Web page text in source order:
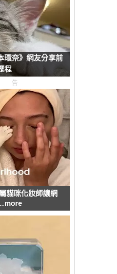
環奈》網友分享前
程
告
貓咪化妝師讓網